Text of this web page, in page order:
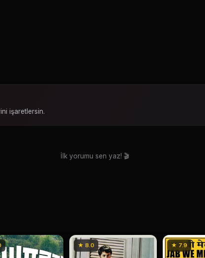
işaretlersin.
İlk yorumu sen yaz! 🎬
★ 8.0 ★ 7.9